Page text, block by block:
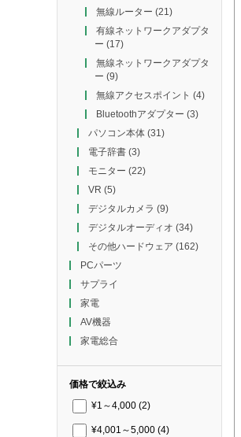
無線ルーター (21)
有線ネットワークアダプタ
ー (17)
無線ネットワークアダプタ
ー (9)
無線アクセスポイント (4)
Bluetoothアダプター (3)
パソコン本体(31)
電子辞書(3)
モニター (22)
VR (5)
デジタルカメラ (9)
デジタルオーディオ (34)
その他ハードウェア (162)
PCパーツ
サプライ
家電
AV機器
家電総合
価格で絞込み
¥1～4,000 (2)
¥4,001～5,000 (4)